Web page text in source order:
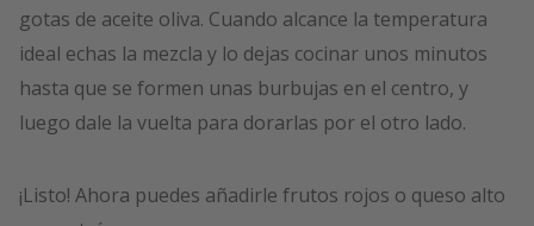
gotas de aceite oliva. Cuando alcance la temperatura
ideal echas la mezcla y lo dejas cocinar unos minutos
hasta que se formen unas burbujas en el centro, y
luego dale la vuelta para dorarlas por el otro lado.
¡Listo! Ahora puedes añadirle frutos rojos o queso alto